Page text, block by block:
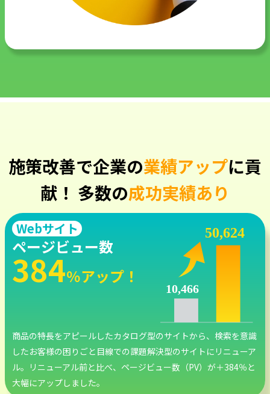
施策改善で企業の業績アップに貢
献！ 多数の成功実績あり
Webサイト
ページビュー数
384％アップ！
商品の特長をアピールしたカタログ型のサイトから、検索を意識
したお客様の困りごと目線での課題解決型のサイトにリニューア
ル。リニューアル前と比べ、ページビュー数（PV）が＋384％と
大幅にアップしました。